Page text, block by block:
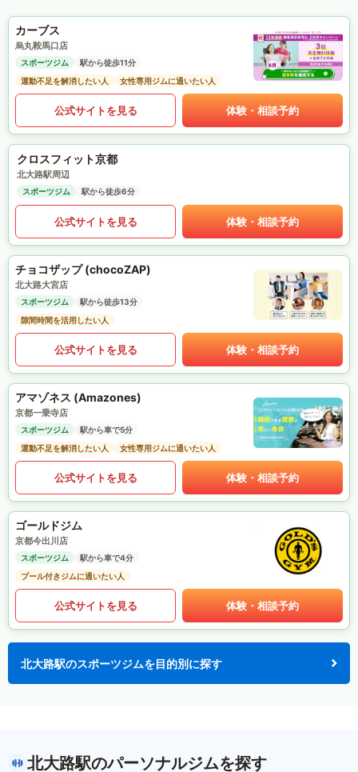
カーブス
烏丸鞍馬口店
スポーツジム
駅から徒歩11分
運動不足を解消したい人
女性専用ジムに通いたい人
公式サイトを見る 体験・相談予約
クロスフィット京都
北大路駅周辺
スポーツジム 駅から徒歩6分
公式サイトを見る 体験・相談予約
チョコザップ (chocoZAP)
北大路大宮店
スポーツジム
駅から徒歩13分
隙間時間を活用したい人
公式サイトを見る 体験・相談予約
アマゾネス (Amazones)
京都一乗寺店
スポーツジム
駅から車で5分
運動不足を解消したい人
女性専用ジムに通いたい人
公式サイトを見る 体験・相談予約
ゴールドジム
京都今出川店
スポーツジム
駅から車で4分
プール付きジムに通いたい人
公式サイトを見る 体験・相談予約
北大路駅のスポーツジムを目的別に探す
北大路駅のパーソナルジムを探す